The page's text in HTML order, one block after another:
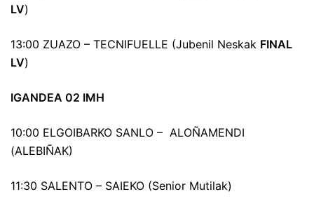
LV)
13:00 ZUAZO – TECNIFUELLE (Jubenil Neskak FINAL
LV)
IGANDEA 02 IMH
10:00 ELGOIBARKO SANLO – ALOÑAMENDI
(ALEBIÑAK)
11:30 SALENTO – SAIEKO (Senior Mutilak)